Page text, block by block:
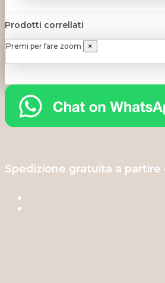
Prodotti correllati
Premi per fare zoom ×
Spedizione gratuita a partire